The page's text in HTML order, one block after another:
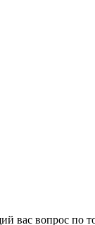
вас вопрос по